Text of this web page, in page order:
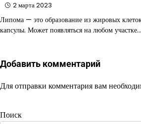
2 марта 2023
Липома — это образование из жировых
капсулы. Может появляться на любом участке…
Добавить комментарий
Для отправки комментария вам
Поиск